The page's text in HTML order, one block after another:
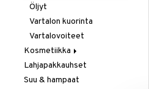
Tee
Öljyt
Vartalon kuorinta
Vartalovoiteet
Kosmetiikka
Huulet
Iho
Lahjapakkauhset
Suu & hampaat